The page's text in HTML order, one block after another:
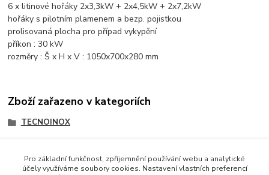
6 x litinové hořáky 2x3,3kW + 2x4,5kW + 2x7,2kW
hořáky s pilotním plamenem a bezp. pojistkou
prolisovaná plocha pro případ vykypění
příkon : 30 kW
rozměry : Š x H x V : 1050x700x280 mm
Zboží zařazeno v kategoriích
TECNOINOX
TECNO 700
Pro základní funkčnost, zpříjemnění používání webu a analytické
účely využíváme soubory cookies. Nastavení vlastních preferencí